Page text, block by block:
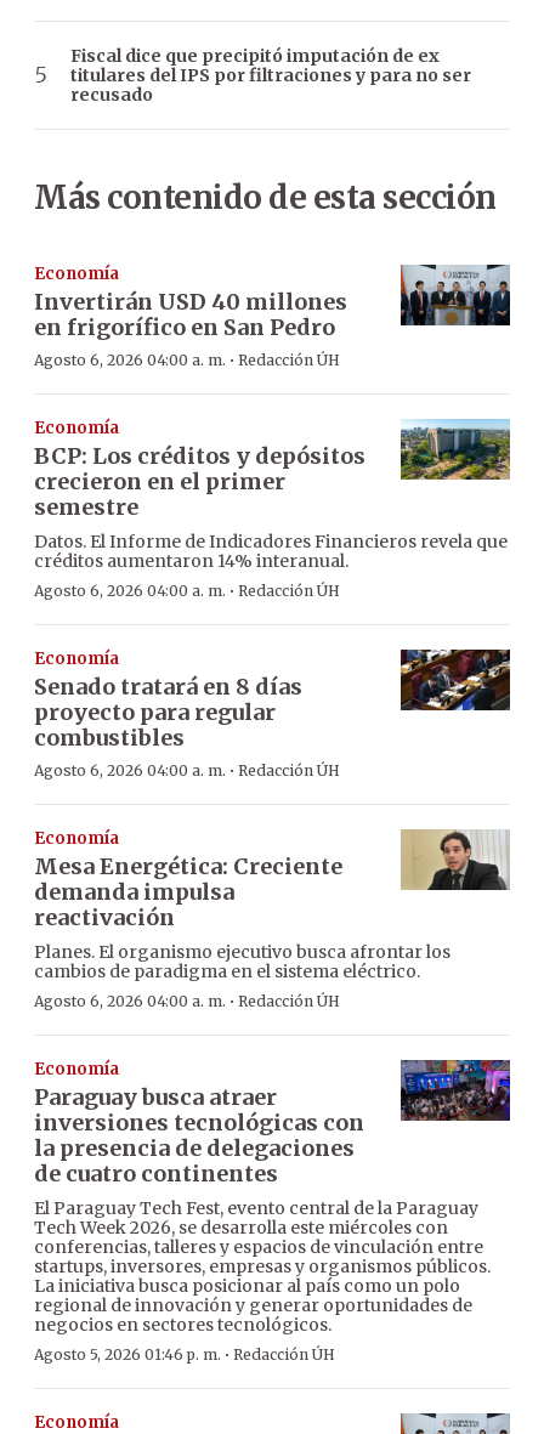
Fiscal dice que precipitó imputación de ex
titulares del IPS por filtraciones y para no ser
recusado
Más contenido de esta sección
Economía
Invertirán USD 40 millones
en frigorífico en San Pedro
Agosto 6, 2026 04:00 a. m. · Redacción ÚH
Economía
BCP: Los créditos y depósitos
crecieron en el primer
semestre
Datos. El Informe de Indicadores Financieros revela que
créditos aumentaron 14% interanual.
Agosto 6, 2026 04:00 a. m. · Redacción ÚH
Economía
Senado tratará en 8 días
proyecto para regular
combustibles
Agosto 6, 2026 04:00 a. m. · Redacción ÚH
Economía
Mesa Energética: Creciente
demanda impulsa
reactivación
Planes. El organismo ejecutivo busca afrontar los
cambios de paradigma en el sistema eléctrico.
Agosto 6, 2026 04:00 a. m. · Redacción ÚH
Economía
Paraguay busca atraer
inversiones tecnológicas con
la presencia de delegaciones
de cuatro continentes
El Paraguay Tech Fest, evento central de la Paraguay
Tech Week 2026, se desarrolla este miércoles con
conferencias, talleres y espacios de vinculación entre
startups, inversores, empresas y organismos públicos.
La iniciativa busca posicionar al país como un polo
regional de innovación y generar oportunidades de
negocios en sectores tecnológicos.
Agosto 5, 2026 01:46 p. m. · Redacción ÚH
Economía